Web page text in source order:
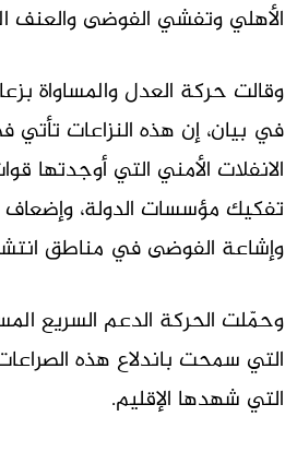
الأهلي وتفشي الفوضى والعنف
وقالت حركة العدل والمساواة
في بيان، إن هذه النزاعات
الانفلات الأمني التي أوجدتها
تفكيك مؤسسات الدولة، وإضعاف
وإشاعة الفوضى في مناطق
وحمّلت الحركة الدعم السريع
التي سمحت باندلاع هذه
التي شهدها الإقليم.